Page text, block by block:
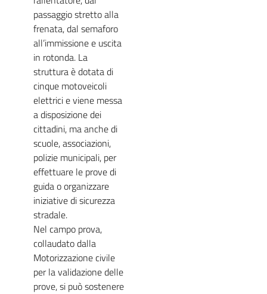
passaggio stretto alla
frenata, dal semaforo
all’immissione e uscita
in rotonda. La
struttura è dotata di
cinque motoveicoli
elettrici e viene messa
a disposizione dei
cittadini, ma anche di
scuole, associazioni,
polizie municipali, per
effettuare le prove di
guida o organizzare
iniziative di sicurezza
stradale.
Nel campo prova,
collaudato dalla
Motorizzazione civile
per la validazione delle
prove, si può sostenere